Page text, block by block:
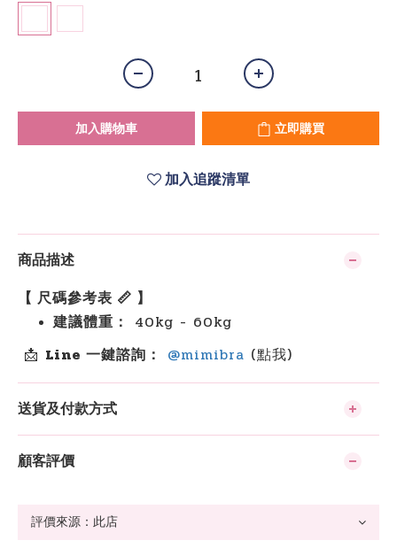
加入購物車 立即購買
加入追蹤清單
商品描述
【 尺碼參考表 📏 】
建議體重： 40kg - 60kg
📩 Line 一鍵諮詢： @mimibra (點我)
送貨及付款方式
顧客評價